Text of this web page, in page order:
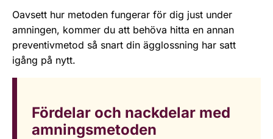
Oavsett hur metoden fungerar för dig just under
amningen, kommer du att behöva hitta en annan
preventivmetod så snart din ägglossning har satt
igång på nytt.
Fördelar och nackdelar med
amningsmetoden